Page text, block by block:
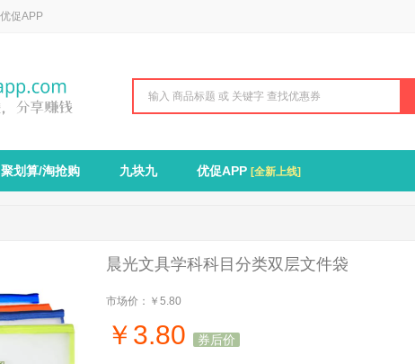
促APP
聚划算/淘抢购 九块九 优促APP [全新上线]
晨光文具学科科目分类双层文件袋
市场价： ￥5.80
￥ 3.80 券后价